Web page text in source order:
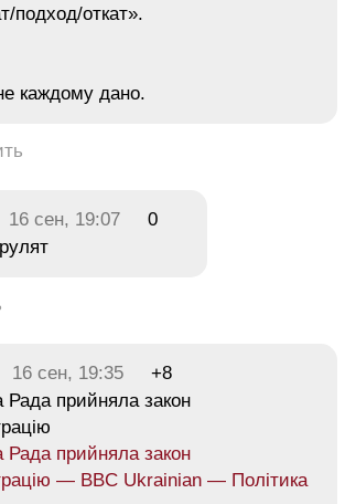
подход/откат».
каждому дано.
16 сен, 19:07
0
16 сен, 19:35
+8
Рада прийняла закон
Рада прийняла закон
— BBC Ukrainian — Політика